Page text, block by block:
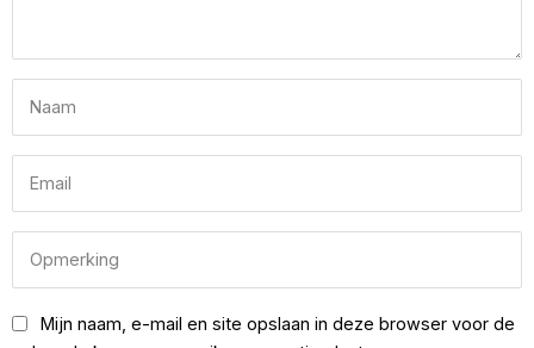
Mijn naam, e-mail en site opslaan in deze browser voor de